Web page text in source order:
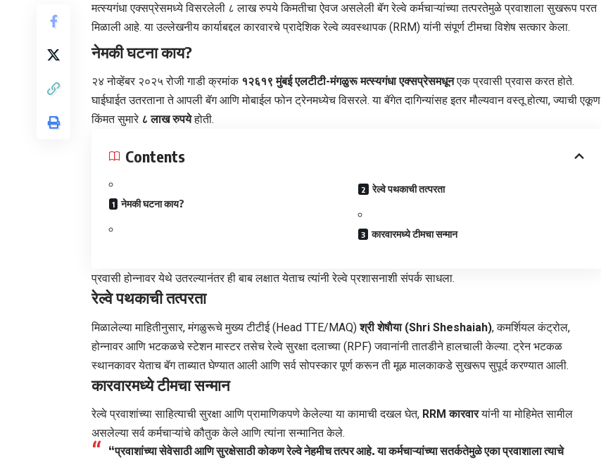
मत्स्यगंधा एक्सप्रेसमध्ये विसरलेली ८ लाख रुपये किमतीचा ऐवज असलेली बॅग रेल्वे कर्मचाऱ्यांच्या तत्परतेमुळे प्रवाशाला सुखरूप परत
मिळाली आहे. या उल्लेखनीय कार्याबद्दल कारवारचे प्रादेशिक रेल्वे व्यवस्थापक (RRM) यांनी संपूर्ण टीमचा विशेष सत्कार केला.
नेमकी घटना काय?
२४ नोव्हेंबर २०२५ रोजी गाडी क्रमांक १२६१९ मुंबईएलटीटी-मंगळुरू मत्स्यगंधा एक्सप्रेसमधूनएक प्रवासी प्रवास करत होते.
घाईघाईत उतरताना ते आपली बॅग आणि मोबाईल फोन ट्रेनमध्येच विसरले. या बॅगेत दागिन्यांसह इतर मौल्यवान वस्तू होत्या, ज्याची एकूण
किंमत सुमारे ८ लाख रुपयेहोती.
Contents
​नेमकी घटना काय?
​रेल्वे पथकाची तत्परता
​कारवारमध्ये टीमचा सन्मान
​प्रवासी होन्नावर येथे उतरल्यानंतर ही बाब लक्षात येताच त्यांनी रेल्वे प्रशासनाशी संपर्क साधला.
रेल्वे पथकाची तत्परता
​मिळालेल्या माहितीनुसार,मंगळुरूचे मुख्य टीटीई(Head TTE/MAQ)श्री शेषाैया (Shri Sheshaiah), कमर्शियल कंट्रोल,
होन्नावर आणि भटकळचे स्टेशन मास्टर तसेच रेल्वे सुरक्षा दलाच्या (RPF) जवानांनी तातडीने हालचाली केल्या. ट्रेन भटकळ
स्थानकावर येताच बॅग ताब्यात घेण्यात आली आणि सर्व सोपस्कार पूर्ण करून ती मूळ मालकाकडे सुखरूप सुपूर्द करण्यात आली.
कारवारमध्ये टीमचा सन्मान
​रेल्वे प्रवाशांच्या साहित्याची सुरक्षा आणि प्रामाणिकपणे केलेल्या या कामाची दखल घेत, RRM कारवारयांनी या मोहिमेत सामील
असलेल्या सर्व कर्मचाऱ्यांचे कौतुक केले आणि त्यांना सन्मानित केले.
“प्रवाशांच्या सेवेसाठी आणि सुरक्षेसाठी कोकण रेल्वे नेहमीच तत्पर आहे. या कर्मचाऱ्यांच्या सतर्कतेमुळे एका प्रवाशाला त्याचे